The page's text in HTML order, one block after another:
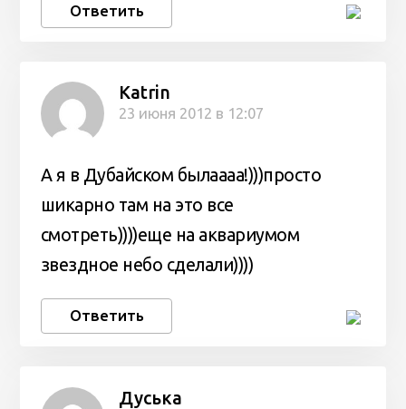
Ответить
Katrin
23 июня 2012 в 12:07
А я в Дубайском былаааа!)))просто
шикарно там на это все
смотреть))))еще на аквариумом
звездное небо сделали))))
Ответить
Дуська